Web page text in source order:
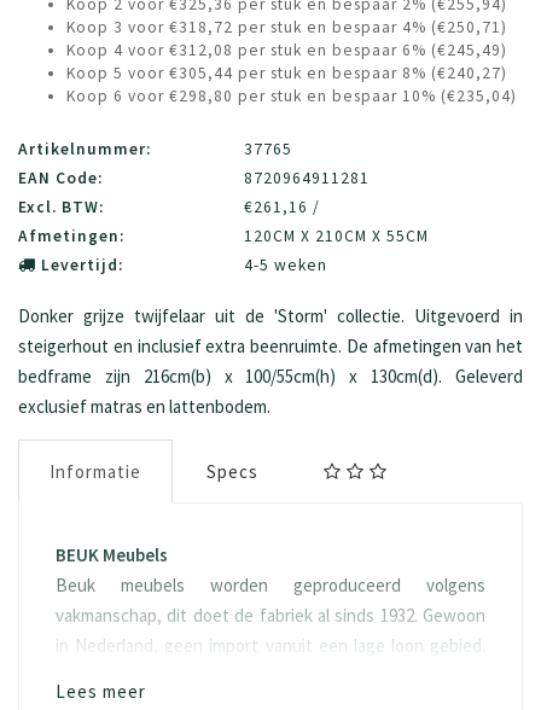
Koop 2 voor €325,36 per stuk en bespaar 2% (€255,94)
Koop 3 voor €318,72 per stuk en bespaar 4% (€250,71)
Koop 4 voor €312,08 per stuk en bespaar 6% (€245,49)
Koop 5 voor €305,44 per stuk en bespaar 8% (€240,27)
Koop 6 voor €298,80 per stuk en bespaar 10% (€235,04)
Artikelnummer:
37765
EAN Code:
8720964911281
Excl. BTW:
€261,16 /
Afmetingen:
120CM X 210CM X 55CM
Levertijd:
4-5 weken
Donker grijze twijfelaar uit de 'Storm' collectie. Uitgevoerd in
steigerhout en inclusief extra beenruimte. De afmetingen van het
bedframe zijn 216cm(b) x 100/55cm(h) x 130cm(d). Geleverd
exclusief matras en lattenbodem.
Informatie Specs
BEUK Meubels
Beuk meubels worden geproduceerd volgens
vakmanschap, dit doet de fabriek al sinds 1932. Gewoon
in Nederland, geen import vanuit een lage loon gebied.
Lees meer